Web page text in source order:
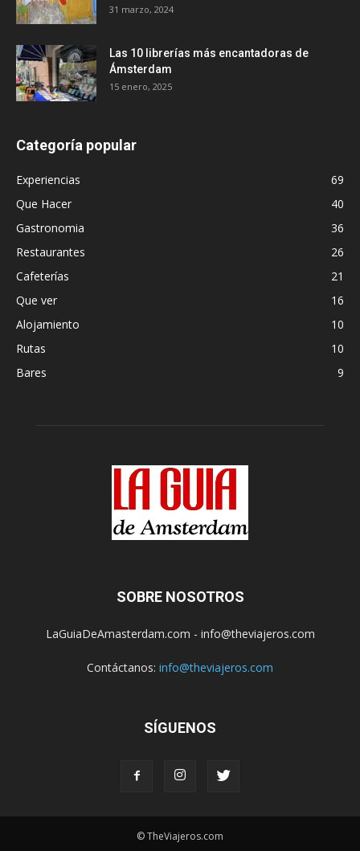
31 marzo, 2024
Las 10 librerías más encantadoras de
Ámsterdam
15 enero, 2025
Categoría popular
Experiencias
69
Que Hacer
40
Gastronomia
36
Restaurantes
26
Cafeterías
21
Que ver
16
Alojamiento
10
Rutas
10
Bares
9
SOBRE NOSOTROS
LaGuiaDeAmasterdam.com - info@theviajeros.com
Contáctanos: info@theviajeros.com
SÍGUENOS
© TheViajeros.com